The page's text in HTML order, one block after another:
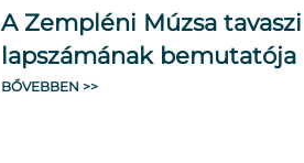
A Zempléni Múzsa tavaszi
lapszámának bemutatója
BŐVEBBEN >>